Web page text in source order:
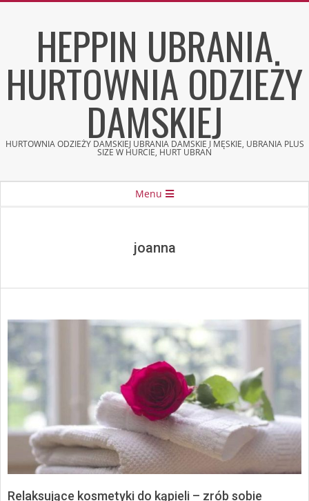
HEPPIN UBRANIA
HURTOWNIA ODZIEŻY
DAMSKIEJ
HURTOWNIA ODZIEŻY DAMSKIEJ UBRANIA DAMSKIE I MĘSKIE, UBRANIA PLUS
SIZE W HURCIE, HURT UBRAŃ
Menu
joanna
Relaksujące kosmetyki do kąpieli – zrób sobie